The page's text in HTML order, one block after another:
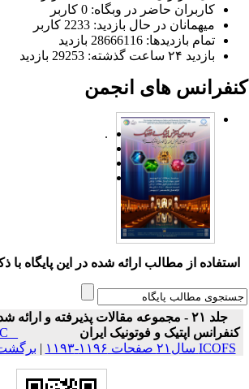
کاربران حاضر در وبگاه: 0 کاربر
میهمانان در حال بازدید: 2233 کاربر
تمام بازدید‌ها: 28666116 بازدید
بازدید ۲۴ ساعت گذشته: 29253 بازدید
های انجمن
.
استفاده از مطالب ارائه شده در این پایگاه با
جلد ۲۱ - مجموعه مقالات پذیرفته و ارائه
کنفرانس اپتیک و فوتونیک ایران
_
ICOFS سال۲۱ صفحات ۱۱۹۶-۱۱۹۳
| برگشت